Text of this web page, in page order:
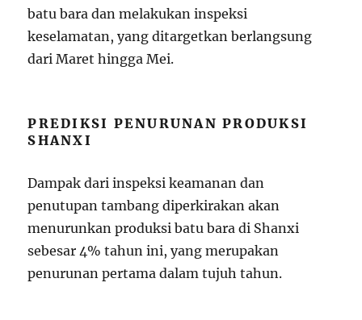
batu bara dan melakukan inspeksi
keselamatan, yang ditargetkan berlangsung
dari Maret hingga Mei.
PREDIKSI PENURUNAN PRODUKSI
SHANXI
Dampak dari inspeksi keamanan dan
penutupan tambang diperkirakan akan
menurunkan produksi batu bara di Shanxi
sebesar 4% tahun ini, yang merupakan
penurunan pertama dalam tujuh tahun.